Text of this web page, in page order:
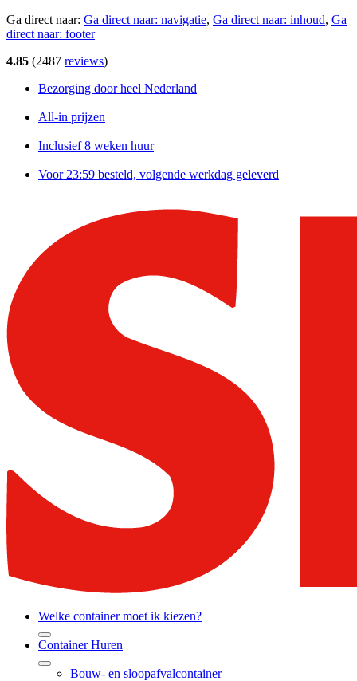
Ga direct naar: Ga direct naar: navigatie, Ga direct naar: inhoud, Ga
direct naar: footer
4.85 (2487 reviews)
Bezorging door heel Nederland
All-in prijzen
Inclusief 8 weken huur
Voor 23:59 besteld, volgende werkdag geleverd
Welke container moet ik kiezen?
Container Huren
Bouw- en sloopafvalcontainer